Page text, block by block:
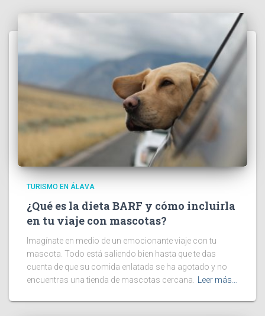
TURISMO EN ÁLAVA
¿Qué es la dieta BARF y cómo incluirla
en tu viaje con mascotas?
Imagínate en medio de un emocionante viaje con tu
mascota. Todo está saliendo bien hasta que te das
cuenta de que su comida enlatada se ha agotado y no
encuentras una tienda de mascotas cercana.
Leer más…